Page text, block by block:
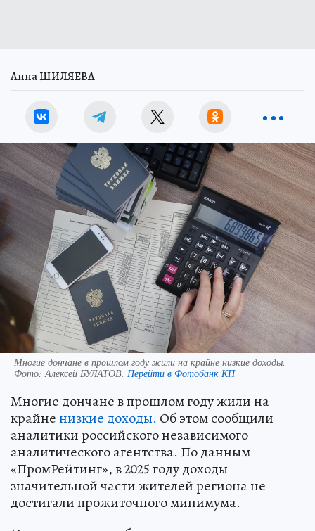
Анна ШИЛЯЕВА
Многие дончане в прошлом году жили на крайне низкие доходы.
Фото:Алексей БУЛАТОВ. Перейти в Фотобанк КП
Многие дончане в прошлом году жили на
крайненизкие доходы. Об этом сообщили
аналитики российского независимого
аналитического агентства. По данным
«ПромРейтинг», в 2025 году доходы
значительной части жителей региона не
достигали прожиточного минимума.